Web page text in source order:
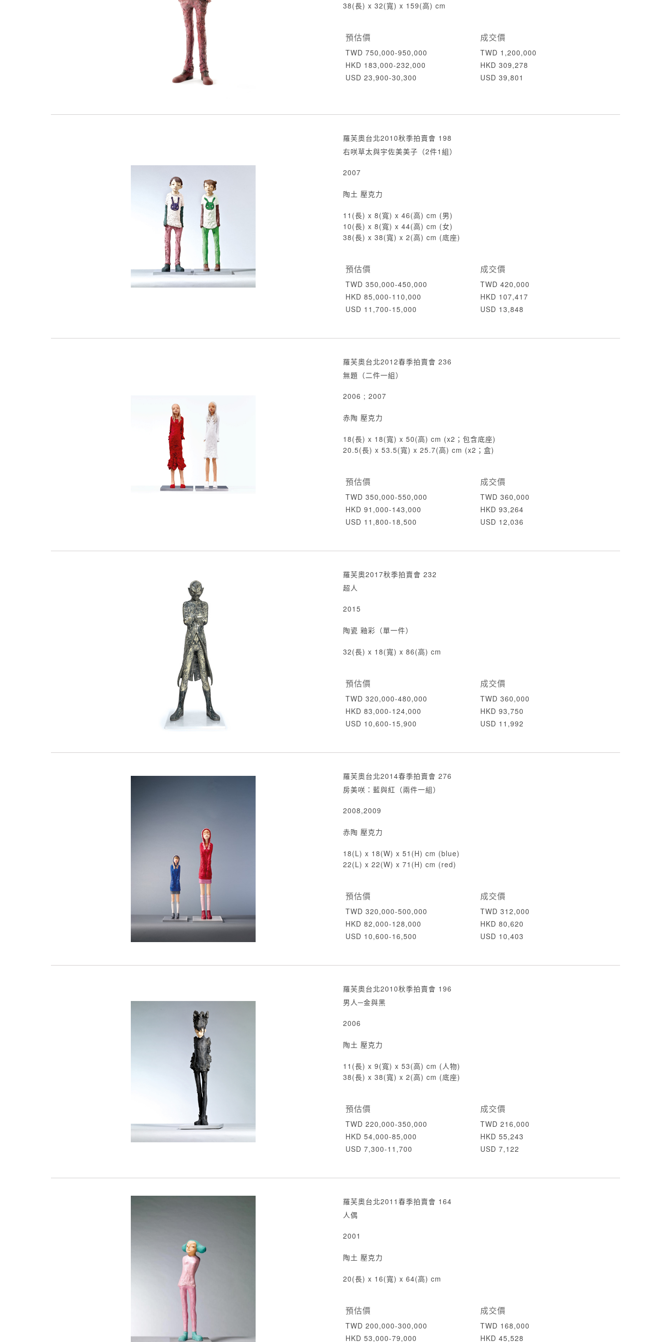
38(長) x 32(寬) x 159(高) cm
預估價
TWD 750,000-950,000
HKD 183,000-232,000
USD 23,900-30,300
成交價
TWD 1,200,000
HKD 309,278
USD 39,801
羅芙奧台北2010秋季拍賣會 198
右咲草太與宇佐美美子（2件1組）
2007
陶土 壓克力
11(長) x 8(寬) x 46(高) cm (男)
10(長) x 8(寬) x 44(高) cm (女)
38(長) x 38(寬) x 2(高) cm (底座)
預估價
TWD 350,000-450,000
HKD 85,000-110,000
USD 11,700-15,000
成交價
TWD 420,000
HKD 107,417
USD 13,848
羅芙奧台北2012春季拍賣會 236
無題（二件一組）
2006 ; 2007
赤陶 壓克力
18(長) x 18(寬) x 50(高) cm (x2；包含底座)
20.5(長) x 53.5(寬) x 25.7(高) cm (x2；盒)
預估價
TWD 350,000-550,000
HKD 91,000-143,000
USD 11,800-18,500
成交價
TWD 360,000
HKD 93,264
USD 12,036
羅芙奧2017秋季拍賣會 232
超人
2015
陶瓷 釉彩（單一件）
32(長) x 18(寬) x 86(高) cm
預估價
TWD 320,000-480,000
HKD 83,000-124,000
USD 10,600-15,900
成交價
TWD 360,000
HKD 93,750
USD 11,992
羅芙奧台北2014春季拍賣會 276
房美咲：藍與紅（兩件一組）
2008,2009
赤陶 壓克力
18(L) x 18(W) x 51(H) cm (blue)
22(L) x 22(W) x 71(H) cm (red)
預估價
TWD 320,000-500,000
HKD 82,000-128,000
USD 10,600-16,500
成交價
TWD 312,000
HKD 80,620
USD 10,403
羅芙奧台北2010秋季拍賣會 196
男人─金與黑
2006
陶土 壓克力
11(長) x 9(寬) x 53(高) cm (人物)
38(長) x 38(寬) x 2(高) cm (底座)
預估價
TWD 220,000-350,000
HKD 54,000-85,000
USD 7,300-11,700
成交價
TWD 216,000
HKD 55,243
USD 7,122
羅芙奧台北2011春季拍賣會 164
人偶
2001
陶土 壓克力
20(長) x 16(寬) x 64(高) cm
預估價
TWD 200,000-300,000
HKD 53,000-79,000
成交價
TWD 168,000
HKD 45,528